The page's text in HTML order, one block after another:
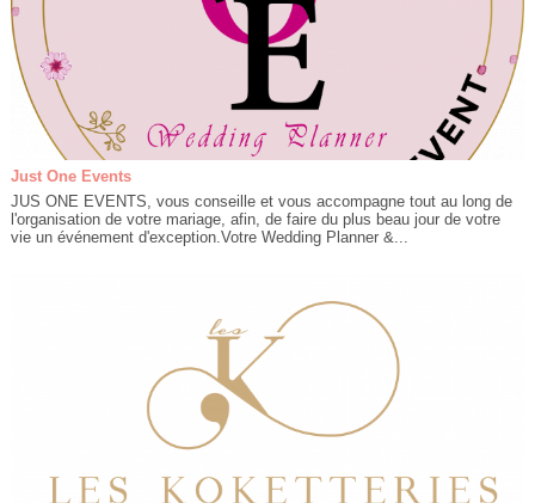
Just One Events
JUS ONE EVENTS, vous conseille et vous accompagne tout au long de
l'organisation de votre mariage, afin, de faire du plus beau jour de votre
vie un événement d'exception.Votre Wedding Planner &...